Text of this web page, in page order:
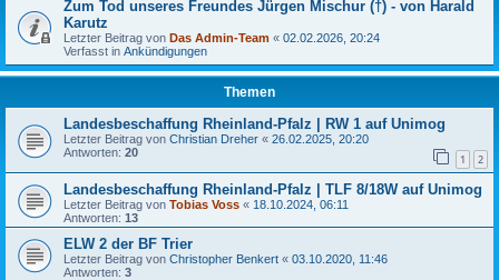
Zum Tod unseres Freundes Jürgen Mischur (†) - von Harald
Karutz
Letzter Beitrag von Das Admin-Team « 02.02.2026, 20:24
Verfasst in Ankündigungen
Themen
Landesbeschaffung Rheinland-Pfalz | RW 1 auf Unimog
Letzter Beitrag von Christian Dreher « 26.02.2025, 20:20
Antworten: 20 1 2
Landesbeschaffung Rheinland-Pfalz | TLF 8/18W auf Unimog
Letzter Beitrag von Tobias Voss « 18.10.2024, 06:11
Antworten: 13
ELW 2 der BF Trier
Letzter Beitrag von Christopher Benkert « 03.10.2020, 11:46
Antworten: 3